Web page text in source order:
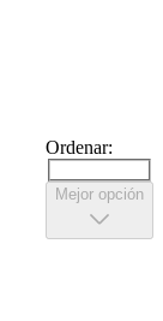
Ordenar:
Mejor opción